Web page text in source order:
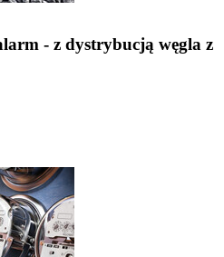
- z dystrybucją węgla z